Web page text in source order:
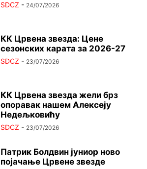
SDCZ - 24/07/2026
КК Црвена звезда: Цене
сезонских карата за 2026-27
SDCZ - 23/07/2026
КК Црвена звезда жели брз
опоравак нашем Алексеју
Недељковићу
SDCZ - 23/07/2026
Патрик Болдвин јуниор ново
појачање Црвене звезде